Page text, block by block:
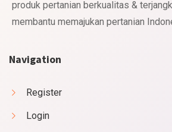
produk pertanian berkualitas &
membantu memajukan pertanian
Navigation
Register
Login